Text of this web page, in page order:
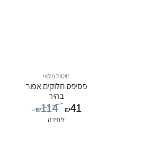
חיסול מלאי
פסיפס חלוקים אפור
בהיר
₪114 ₪41
ליחידה